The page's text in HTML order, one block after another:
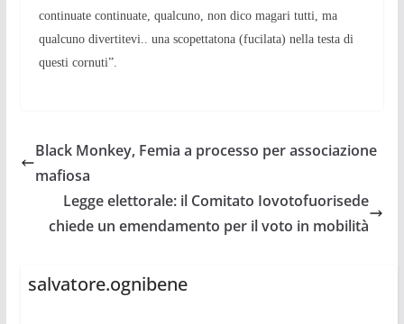
continuate continuate, qualcuno, non dico magari tutti, ma
qualcuno divertitevi.. una scopettatona (fucilata) nella testa di
questi cornuti”.
Black Monkey, Femia a processo per associazione
mafiosa
Legge elettorale: il Comitato Iovotofuorisede
chiede un emendamento per il voto in mobilità
salvatore.ognibene